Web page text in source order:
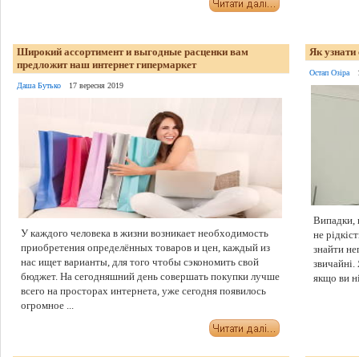
Широкий ассортимент и выгодные расценки вам
предложит наш интернет гипермаркет
Даша Бутько 17 вересня 2019
У каждого человека в жизни возникает необходимость
приобретения определённых товаров и цен, каждый из
нас ищет варианты, для того чтобы сэкономить свой
бюджет. На сегодняшний день совершать покупки лучше
всего на просторах интернета, уже сегодня появилось
огромное ...
Як
Остап Озіра
Випадки,
не
знайти
якщо ви